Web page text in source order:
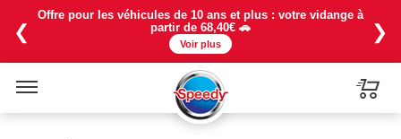
❮
Offre pour les véhicules de 10 ans et plus : votre vidange à
partir de 68,40€ 🚗
Voir plus
❯